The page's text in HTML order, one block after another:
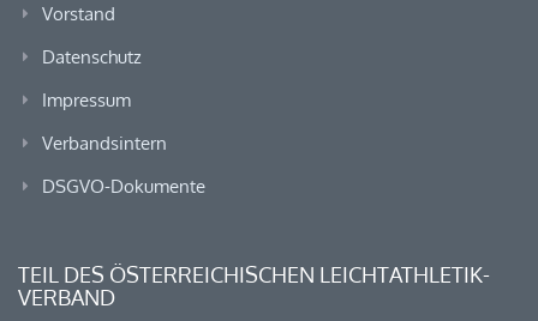
Vorstand
Datenschutz
Impressum
Verbandsintern
DSGVO-Dokumente
TEIL DES ÖSTERREICHISCHEN LEICHTATHLETIK-
VERBAND